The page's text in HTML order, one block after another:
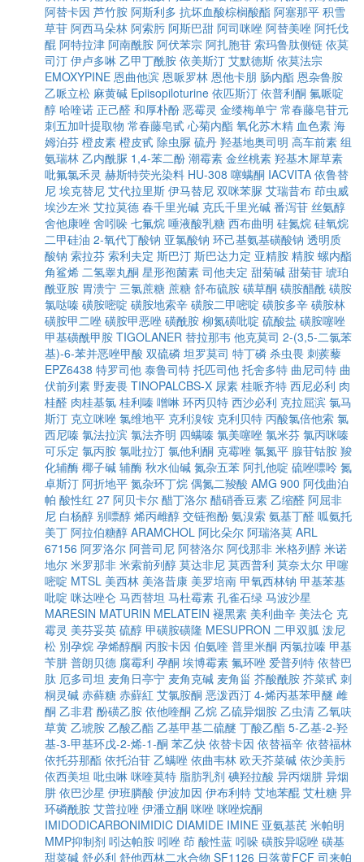
阿替卡因 芦竹胺 阿斯利多 抗坏血酸棕榈酸酯 阿塞那平 积雪
草苷 阿西马朵林 阿索肟 阿斯巴甜 阿司咪唑 阿替美唑 阿托伐
醌 阿特拉津 阿南酰胺 阿伏苯宗 阿扎胞苷 索玛鲁肽侧链 依莫
司汀 伊卢多啉 乙甲丁酰胺 依美斯汀 艾默德斯 依莫法宗
EMOXYPINE 恩曲他滨 恩哌罗林 恩他卡朋 肠内酯 恩杂鲁胺
乙哌立松 麻黄碱 Epiisopiloturine 依匹斯汀 依普利酮 氟哌啶
醇 哈喹诺 正己醛 和厚朴酚 恶霉灵 金缕梅单宁 常春藤皂苷元
刺五加叶提取物 常春藤皂甙 心菊内酯 氧化苏木精 血色素 海
姆泊芬 橙皮素 橙皮甙 除虫脲 硫丹 羟基地奥司明 高车前素 组
氨瑞林 乙内酰脲 1,4-苯二酚 潮霉素 金丝桃素 羟基木犀草素
吡氟氯禾灵 赫斯特荧光染料 HU-308 噻螨酮 IACVITA 依鲁替
尼 埃克替尼 艾代拉里斯 伊马替尼 双咪苯脲 艾瑞昔布 茚虫威
埃沙左米 艾拉莫德 春千里光碱 克氏千里光碱 番泻苷 丝氨醇
舍他康唑 舍吲哚 七氟烷 唾液酸乳糖 西布曲明 硅氮烷 硅氧烷
二甲硅油 2-氧代丁酸钠 亚氯酸钠 环己基氨基磺酸钠 透明质
酸钠 索拉芬 索利夫定 斯巴汀 斯巴达力定 亚精胺 精胺 螺内酯
角鲨烯 二氢睾丸酮 星形孢菌素 司他夫定 甜菊碱 甜菊苷 琥珀
酰亚胺 胃溃宁 三氯蔗糖 蔗糖 舒布硫胺 磺草酮 磺胺醋酰 磺胺
氯哒嗪 磺胺嘧啶 磺胺地索辛 磺胺二甲嘧啶 磺胺多辛 磺胺林
磺胺甲二唑 磺胺甲恶唑 磺酰胺 柳氮磺吡啶 硫酸盐 磺胺噻唑
甲基磺酰甲胺 TIGOLANER 替拉那韦 他克莫司 2-(3,5-二氯苯
基)-6-苯并恶唑甲酸 双硫磷 坦罗莫司 特丁磷 杀虫畏 刺蒺藜
EPZ6438 特罗司他 泰鲁司特 托匹司他 托舍多特 曲尼司特 曲
伏前列素 野麦畏 TINOPALCBS-X 尿素 桂哌齐特 西尼必利 肉
桂醛 肉桂基氯 桂利嗪 噌啉 环丙贝特 西沙必利 克拉屈滨 氯马
斯汀 克立咪唑 氯维地平 克利溴铵 克利贝特 丙酸氯倍他索 氯
西尼嗪 氯法拉滨 氯法齐明 四螨嗪 氯美噻唑 氯米芬 氯丙咪嗪
可乐定 氯丙胺 氯吡拉汀 氯他利酮 克霉唑 氯氮平 腺苷钴胺 羧
化辅酶 椰子碱 辅酶 秋水仙碱 氮杂五苯 阿扎他啶 硫唑嘌呤 氮
卓斯汀 阿折地平 氮杂环丁烷 偶氮二羧酸 AMG 900 阿伐曲泊
帕 酸性红 27 阿贝卡尔 醋丁洛尔 醋硝香豆素 乙缩醛 阿屈非
尼 白杨醇 别嘌醇 烯丙雌醇 交链孢酚 氨溴索 氨基丁醛 呱氨托
美丁 阿拉伯糖醇 ARAMCHOL 阿比朵尔 阿瑞洛莫 ARL
67156 阿罗洛尔 阿普司尼 阿替洛尔 阿伐那非 米格列醇 米诺
地尔 米罗那非 米索前列醇 莫达非尼 莫西普利 莫奈太尔 甲噻
嘧啶 MTSL 美西林 美洛昔康 美罗培南 甲氧西林钠 甲基苯基
吡啶 咪达唑仑 马西替坦 马杜霉素 孔雀石绿 马波沙星
MARESIN MATURIN MELATEIN 褪黑素 美利曲辛 美法仑 克
霉灵 美芬妥英 硫醇 甲磺胺磺隆 MESUPRON 二甲双胍 泼尼
松 別孕烷 孕烯醇酮 丙胺卡因 伯氨喹 普里米酮 丙氯拉嗪 甲基
苄肼 普朗贝德 腐霉利 孕酮 埃博霉素 氟环唑 爱普列特 依替巴
肽 厄多司坦 麦角日亭宁 麦角克碱 麦角甾 芥酸酰胺 芥菜甙 刺
桐灵碱 赤藓糖 赤蘚紅 艾氯胺酮 恶泼西汀 4-烯丙基苯甲醚 雌
酮 乙非君 酚磺乙胺 依他喹酮 乙烷 乙硫异烟胺 乙虫清 乙氧呋
草黄 乙琥胺 乙酸乙酯 乙基甲基二硫醚 丁酸乙酯 5-乙基-2-羟
基-3-甲基环戊-2-烯-1-酮 苯乙炔 依替卡因 依替福辛 依替福林
依托芬那酯 依托泊苷 乙螨唑 依曲韦林 欧天芥菜碱 依沙美肟
依西美坦 吡虫啉 咪喹莫特 脂肪乳剂 碘羟拉酸 异丙烟肼 异烟
肼 依巴沙星 伊班膦酸 伊波加因 伊布利特 艾地苯醌 艾杜糖 异
环磷酰胺 艾普拉唑 伊潘立酮 咪唑 咪唑烷酮
IMIDODICARBONIMIDIC DIAMIDE IMINE 亚氨基芪 米帕明
MMP抑制剂 吲达帕胺 吲唑 茚 酸性蓝 吲哚 磺胺异噁唑 磺基
甜菜碱 舒必利 舒他西林二水合物 SF1126 日落黄FCF 司来帕